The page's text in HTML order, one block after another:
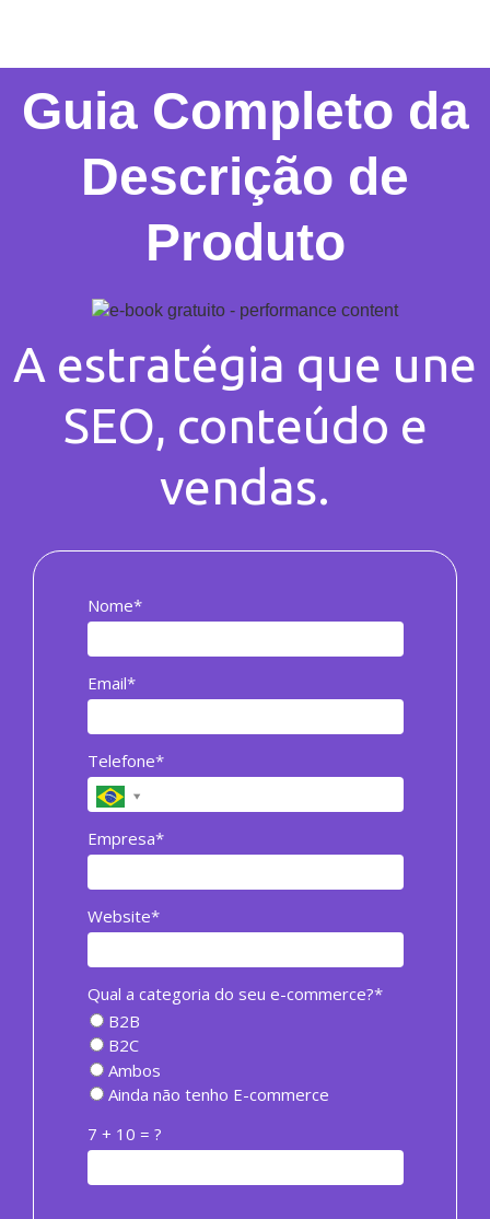
Guia Completo da
Descrição de
Produto
A estratégia que une
SEO, conteúdo e
vendas.
Nome*
Email*
Telefone*
Empresa*
Website*
Qual a categoria do seu e-commerce?*
B2B
B2C
Ambos
Ainda não tenho E-commerce
7 + 10 = ?